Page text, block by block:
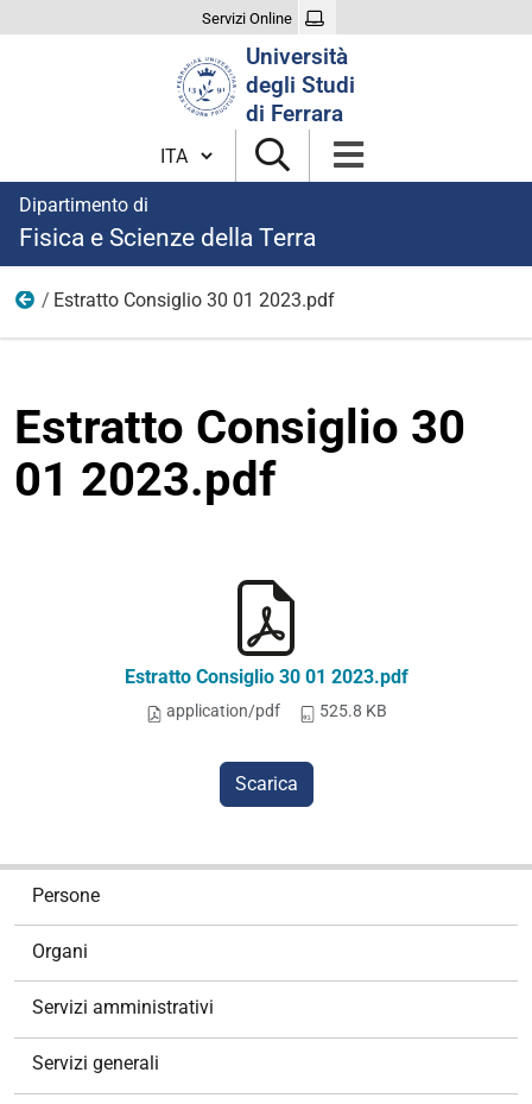
Servizi Online
Università
degli Studi
di Ferrara
Cambia lingua
Dipartimento di
Fisica e Scienze della Terra
anni precedenti
Estratto Consiglio 30 01 2023.pdf
Estratto Consiglio 30
01 2023.pdf
Estratto Consiglio 30 01 2023.pdf
application/pdf 525.8 KB
Scarica
Persone
Organi
Servizi amministrativi
Servizi generali